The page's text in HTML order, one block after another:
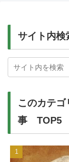
サイト内検
このカテ
事 TOP5